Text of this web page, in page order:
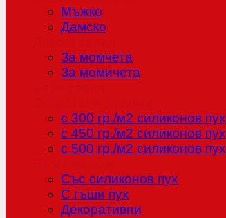
Мъжко
Дамско
За момчета
За момичета
с 300 гр./м2 силиконов пух
с 450 гр./м2 силиконов пух
с 500 гр./м2 силиконов пух
Със силиконов пух
С гъши пух
Декоративни